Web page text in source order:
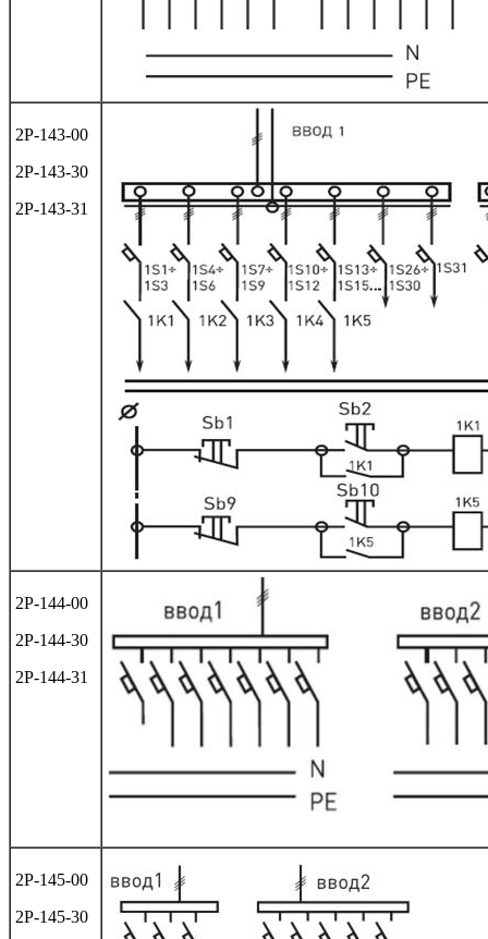
2Р-143-00
2Р-143-30
2Р-143-31
2Р-144-00
2Р-144-30
2Р-144-31
2Р-145-00
2Р-145-30